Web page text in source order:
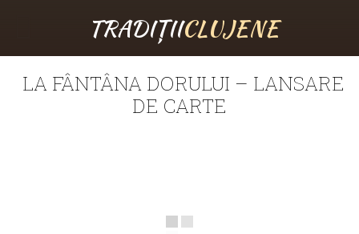
TRADIȚIICLUJENE
LA FÂNTÂNA DORULUI – LANSARE
DE CARTE